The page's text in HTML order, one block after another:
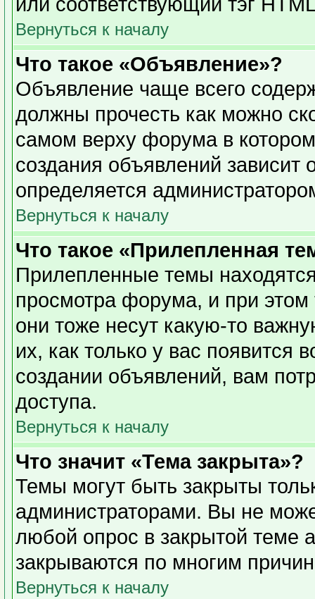
Вернуться к началу
Что такое «Объявление»?
Объявление чаще всего
должны прочесть как можно
самом верху форума в
создания объявлений зависит
определяется
Вернуться к началу
Что такое «Прилепленная
Прилепленные темы
просмотра форума, и при
они тоже несут какую-то
их, как только у вас появится
создании объявлений, вам
доступа.
Вернуться к началу
Что значит «Тема закрыта»?
Темы могут быть закрыты
администраторами. Вы не
любой опрос в закрытой теме
закрываются по многим
Вернуться к началу